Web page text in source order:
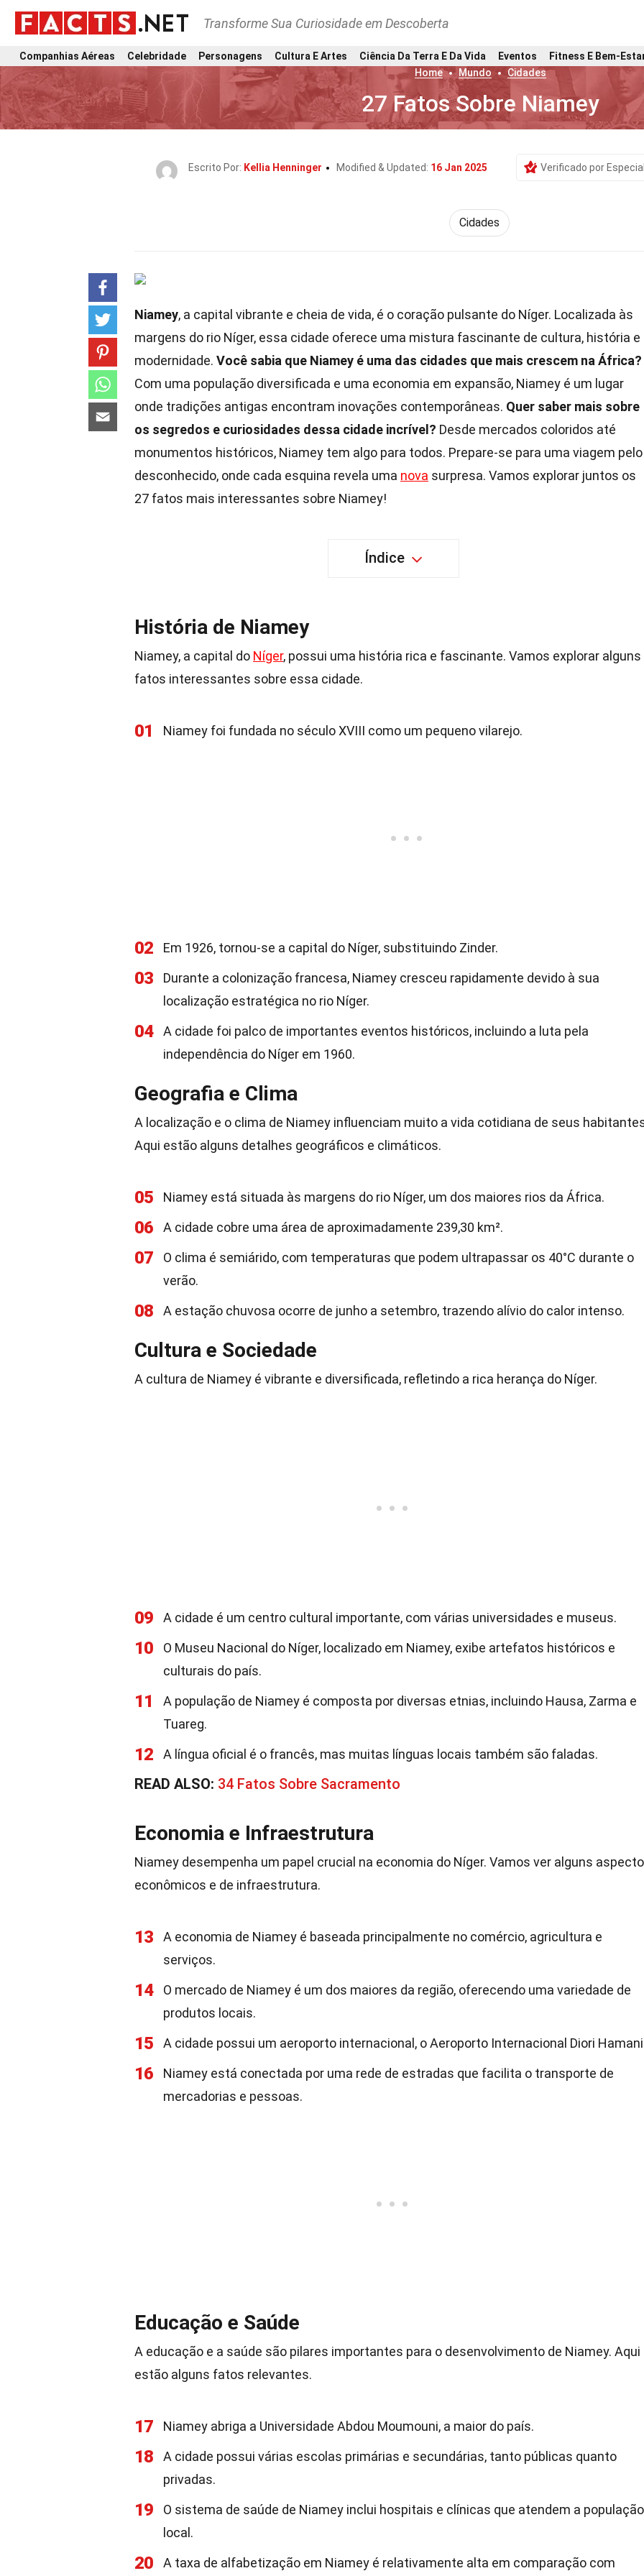
Transforme Sua Curiosidade em Descoberta
Companhias Aéreas Celebridade Personagens Cultura E Artes Ciência Da Terra E Da Vida Eventos
Fitness E Bem-
Home
Mundo Cidades
27 Fatos Sobre Niamey
Escrito Por: Kellia Henninger Modified & Updated: 16 Jan 2025 Verificado por
Cidades
Niamey, a capital vibrante e cheia de vida, é o coração pulsante do Níger. Localizada às
margens do rio Níger, essa cidade oferece uma mistura fascinante de cultura, história e
modernidade. Você sabia que Niamey é uma das cidades que mais crescem na África?
Com uma população diversificada e uma economia em expansão, Niamey é um lugar
onde tradições antigas encontram inovações contemporâneas. Quer saber mais sobre
os segredos e curiosidades dessa cidade incrível? Desde mercados coloridos até
monumentos históricos, Niamey tem algo para todos. Prepare-se para uma viagem pelo
desconhecido, onde cada esquina revela uma nova surpresa. Vamos explorar juntos os
27 fatos mais interessantes sobre Niamey!
Índice
História de Niamey
Niamey, a capital do Níger, possui uma história rica e fascinante. Vamos explorar alguns
fatos interessantes sobre essa cidade.
01 Niamey foi fundada no século XVIII como um pequeno vilarejo.
02 Em 1926, tornou-se a capital do Níger, substituindo Zinder.
03
Durante a colonização francesa, Niamey cresceu rapidamente devido à sua
localização estratégica no rio Níger.
04
A cidade foi palco de importantes eventos históricos, incluindo a luta pela
independência do Níger em 1960.
Geografia e Clima
A localização e o clima de Niamey influenciam muito a vida cotidiana de seus
Aqui estão alguns detalhes geográficos e climáticos.
05 Niamey está situada às margens do rio Níger, um dos maiores rios da África.
06 A cidade cobre uma área de aproximadamente 239,30 km².
07
O clima é semiárido, com temperaturas que podem ultrapassar os 40°C durante o
verão.
08 A estação chuvosa ocorre de junho a setembro, trazendo alívio do calor intenso.
Cultura e Sociedade
A cultura de Niamey é vibrante e diversificada, refletindo a rica herança do Níger.
09 A cidade é um centro cultural importante, com várias universidades e museus.
10
O Museu Nacional do Níger, localizado em Niamey, exibe artefatos históricos e
culturais do país.
11
A população de Niamey é composta por diversas etnias, incluindo Hausa, Zarma e
Tuareg.
12 A língua oficial é o francês, mas muitas línguas locais também são faladas.
READ ALSO: 34 Fatos Sobre Sacramento
Economia e Infraestrutura
Niamey desempenha um papel crucial na economia do Níger. Vamos ver alguns
econômicos e de infraestrutura.
13
A economia de Niamey é baseada principalmente no comércio, agricultura e
serviços.
14
O mercado de Niamey é um dos maiores da região, oferecendo uma variedade de
produtos locais.
15 A cidade possui um aeroporto internacional, o Aeroporto Internacional Diori
16
Niamey está conectada por uma rede de estradas que facilita o transporte de
mercadorias e pessoas.
Educação e Saúde
A educação e a saúde são pilares importantes para o desenvolvimento de Niamey. Aqui
estão alguns fatos relevantes.
17 Niamey abriga a Universidade Abdou Moumouni, a maior do país.
18
A cidade possui várias escolas primárias e secundárias, tanto públicas quanto
privadas.
19
O sistema de saúde de Niamey inclui hospitais e clínicas que atendem a população
local.
20 A taxa de alfabetização em Niamey é relativamente alta em comparação com